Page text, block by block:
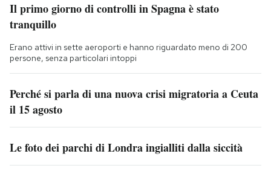
Il primo giorno di controlli in Spagna è stato
tranquillo
Erano attivi in sette aeroporti e hanno riguardato meno di 200
persone, senza particolari intoppi
Perché si parla di una nuova crisi migratoria a Ceuta
il 15 agosto
Le foto dei parchi di Londra ingialliti dalla siccità